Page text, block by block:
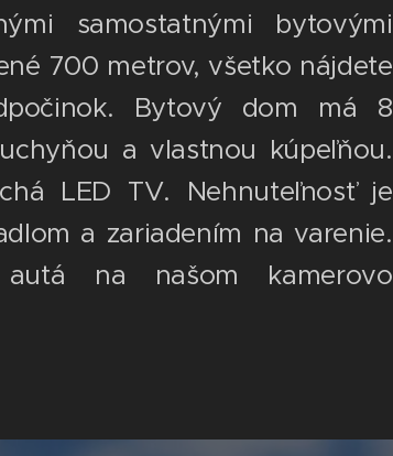
samostatnými bytovými
700 metrov, všetko nájdete
Bytový dom má 8
a vlastnou kúpeľňou.
LED TV. Nehnuteľnosť je
a zariadením na varenie.
na našom kamerovo